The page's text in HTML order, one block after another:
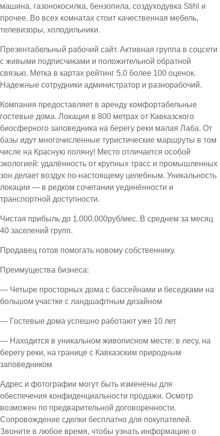
машина, газонокосилка, бензопила, создуходувка Stihl и
прочее. Во всех комнатах стоит качественная мебель,
телевизоры, холодильники.
Презентабельный рабочий сайт. Активная группа в соцсети
с живыми подписчиками и положительной обратной
связью. Метка в картах рейтинг 5,0 более 100 оценок.
Надежные сотрудники администратор и разнорабочий.
Компания предоставляет в аренду комфортабельные
гостевые дома. Локация в 800 метрах от Кавказского
биосферного заповедника на берегу реки малая Лаба. От
базы идут многочисленные туристические маршруты в том
числе на Красную поляну! Место отличается особой
экологией: удалённость от крупных трасс и промышленных
зон делает воздух по-настоящему целебным. Уникальность
локации — в редком сочетании уединённости и
транспортной доступности.
Чистая прибыль до 1.000.000руб/мес. В среднем за месяц
40 заселений групп.
Продавец готов помогать новому собственнику.
Преимущества бизнеса:
— Четыре просторных дома с бассейнами и беседками на
большом участке с ландшафтным дизайном
— Гостевые дома успешно работают уже 10 лет
— Находится в уникальном живописном месте: в лесу, на
берегу реки, на границе с Кавказским природным
заповедником
Адрес и фотографии могут быть изменены для
обеспечения конфиденциальности продажи. Осмотр
возможен по предварительной договоренности.
Сопровождение сделки бесплатно для покупателей.
Звоните в любое время, чтобы узнать информацию о